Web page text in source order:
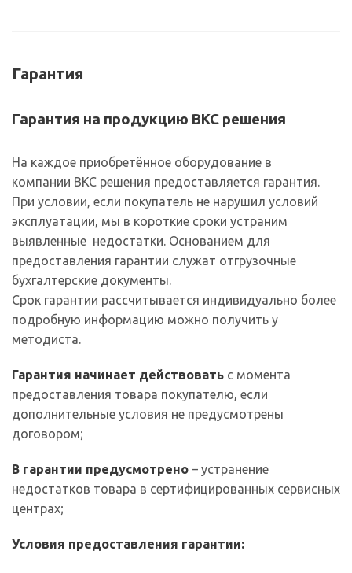
Гарантия
Гарантия на продукцию ВКС решения
На каждое приобретённое оборудование в
компании ВКС решения предоставляется гарантия.
При условии, если покупатель не нарушил условий
эксплуатации, мы в короткие сроки устраним
выявленные недостатки. Основанием для
предоставления гарантии служат отгрузочные
бухгалтерские документы.
Срок гарантии рассчитывается индивидуально более
подробную информацию можно получить у
методиста.
Гарантия начинает действовать с момента
предоставления товара покупателю, если
дополнительные условия не предусмотрены
договором;
В гарантии предусмотрено – устранение
недостатков товара в сертифицированных сервисных
центрах;
Условия предоставления гарантии: